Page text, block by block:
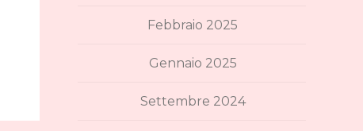
Febbraio 2025
Gennaio 2025
Settembre 2024